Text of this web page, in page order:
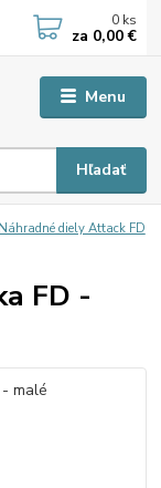
Menu
Hľadať
0 ks
za 0,00 €
Náhradné diely Attack FD
FD -